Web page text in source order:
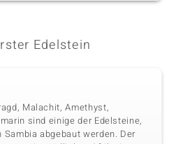
Edelstein
Malachit, Amethyst,
sind einige der Edelsteine,
Sambia abgebaut werden. Der